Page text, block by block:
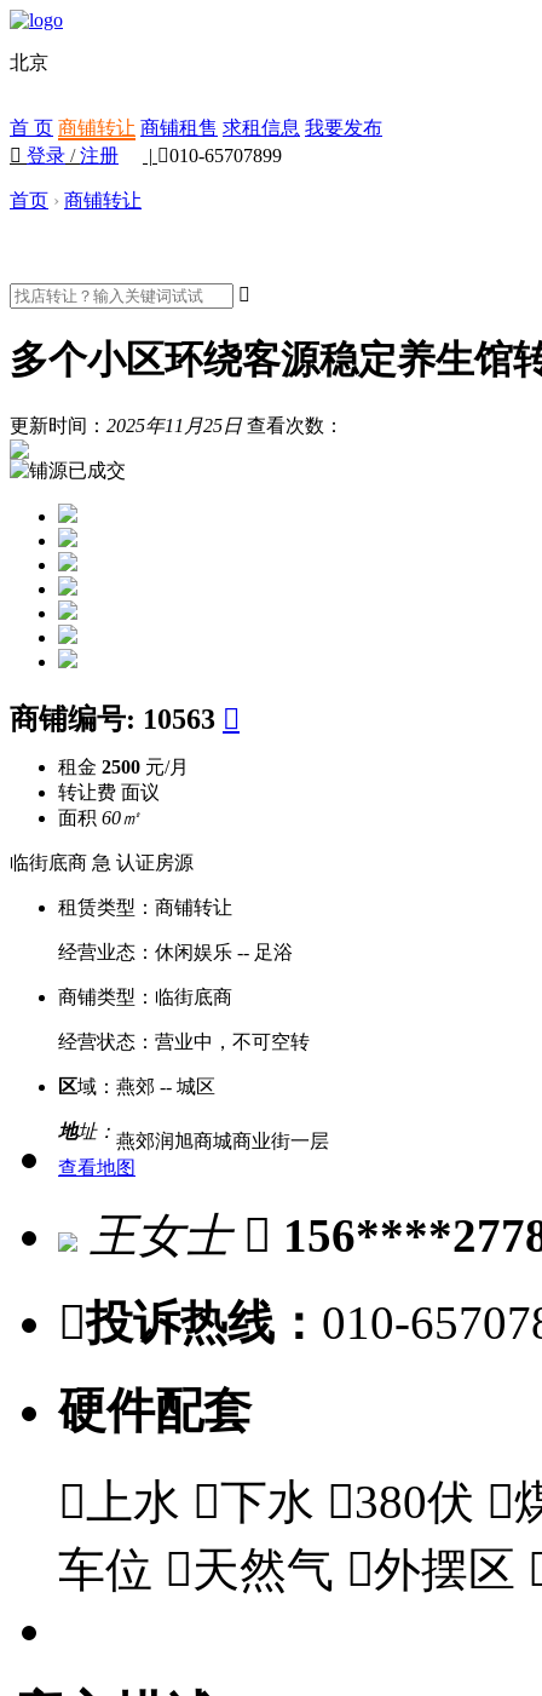
北京
首 页 商铺转让 商铺租售 求租信息 我要发布
 登录 /注册 | 010-65707899
首页 › 商铺转让

多个小区环绕客源稳定养生馆
更新时间： 2025年11月25日 查看次数：
商铺编号: 10563 
租金 2500 元/月
转让费 面议
面积 60㎡
临街底商 急 认证房源
租赁类型： 商铺转让
经营业态： 休闲娱乐 -- 足浴
商铺类型： 临街底商
经营状态： 营业中，不可空转
区域： 燕郊 -- 城区
地址： 燕郊润旭商城商业街一层
查看地图
王女士 
投诉热线： 010-
硬件配套
 上水 下水 380伏 
车位 天然气 外摆区